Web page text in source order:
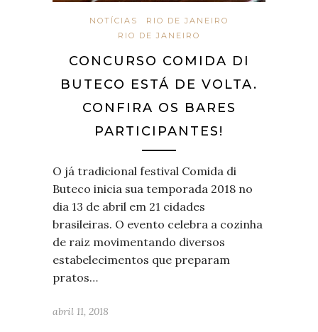
NOTÍCIAS
RIO DE JANEIRO
RIO DE JANEIRO
CONCURSO COMIDA DI
BUTECO ESTÁ DE VOLTA.
CONFIRA OS BARES
PARTICIPANTES!
O já tradicional festival Comida di
Buteco inicia sua temporada 2018 no
dia 13 de abril em 21 cidades
brasileiras. O evento celebra a cozinha
de raiz movimentando diversos
estabelecimentos que preparam
pratos…
abril 11, 2018